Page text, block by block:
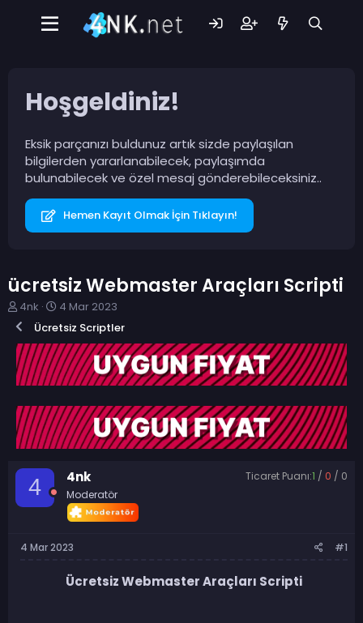
Hoşgeldiniz!
Eksik parçanızı buldunuz artık sizde paylaşılan
bilgilerden yararlanabilecek, paylaşımda
bulunabilecek ve özel mesaj gönderebileceksiniz..
Hemen Kayıt Olmak İçin Tıklayın!
ücretsiz Webmaster Araçları Scripti
K
o
n
b
u
y
b
a
ş
l
a
n
4nk
B
a
ş
l
a
n
ı
ç
t
a
4 Mar 2023
Ücretsiz Scriptler
4 4nk
Moderatör
Ticaret Puanı:1 / 0 / 0
4 Mar 2023 #1
Ücretsiz Webmaster Araçları Scripti